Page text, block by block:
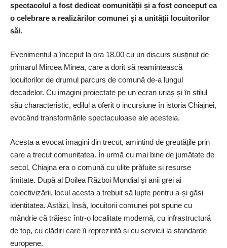
spectacolul a fost dedicat comunității și a fost conceput ca
o celebrare a realizărilor comunei și a unității locuitorilor
săi.
Evenimentul a început la ora 18.00 cu un discurs susținut de
primarul Mircea Minea, care a dorit să reamintească
locuitorilor de drumul parcurs de comună de-a lungul
decadelor. Cu imagini proiectate pe un ecran uriaș și în stilul
său characteristic, edilul a oferit o incursiune în istoria Chiajnei,
evocând transformările spectaculoase ale acesteia.
Acesta a evocat imagini din trecut, amintind de greutățile prin
care a trecut comunitatea. În urmă cu mai bine de jumătate de
secol, Chiajna era o comună cu ulițe prăfuite și resurse
limitate. După al Doilea Război Mondial și anii grei ai
colectivizării, locul acesta a trebuit să lupte pentru a-și găsi
identitatea. Astăzi, însă, locuitorii comunei pot spune cu
mândrie că trăiesc într-o localitate modernă, cu infrastructură
de top, cu clădiri care îi reprezintă și cu servicii la standarde
europene.